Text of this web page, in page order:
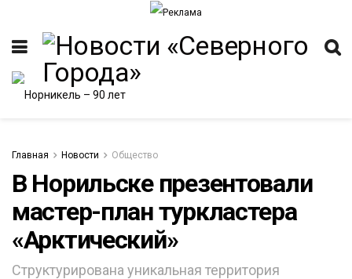
Главная Новости Общество
В Норильске презентовали
мастер-план туркластера
«Арктический»
Структурирована уникальная территория